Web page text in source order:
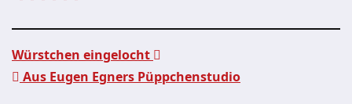
Würstchen eingelocht
Aus Eugen Egners Püppchenstudio